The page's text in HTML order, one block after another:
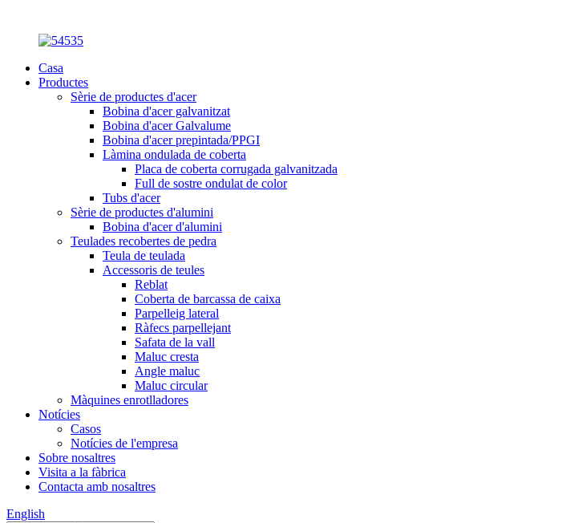
Casa
Productes
Sèrie de productes d'acer
Bobina d'acer galvanitzat
Bobina d'acer Galvalume
Bobina d'acer prepintada/PPGI
Làmina ondulada de coberta
Placa de coberta corrugada galvanitzada
Full de sostre ondulat de color
Tubs d'acer
Sèrie de productes d'alumini
Bobina d'acer d'alumini
Teulades recobertes de pedra
Teula de teulada
Accessoris de teules
Reblat
Coberta de barcassa de caixa
Parpelleig lateral
Ràfecs parpellejant
Safata de la vall
Maluc cresta
Angle maluc
Maluc circular
Màquines enrotlladores
Notícies
Casos
Notícies de l'empresa
Sobre nosaltres
Visita a la fàbrica
Contacta amb nosaltres
English